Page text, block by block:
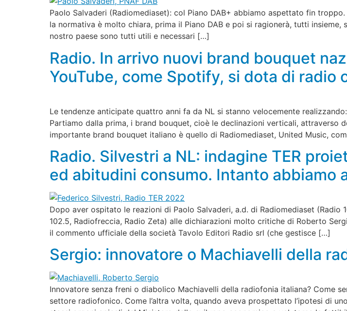
Paolo Salvaderi (Radiomediaset): col Piano DAB+ abbiamo aspettato fin
la normativa è molto chiara, prima il Piano DAB e poi si ragionerà, tutti
nostro paese sono tutti utili e necessari […]
Radio. In arrivo nuovi brand bouquet
YouTube, come Spotify, si dota di radio
Le tendenze anticipate quattro anni fa da NL si stanno velocemente
Partiamo dalla prima, i brand bouquet, cioè le declinazioni verticali, attraverso
importante brand bouquet italiano è quello di Radiomediaset, United Music,
Radio. Silvestri a NL: indagine TER
ed abitudini consumo. Intanto abbiamo
Dopo aver ospitato le reazioni di Paolo Salvaderi, a.d. di Radiomediaset (Radio
102.5, Radiofreccia, Radio Zeta) alle dichiarazioni molto critiche di Roberto
il commento ufficiale della società Tavolo Editori Radio srl (che gestisce […]
Sergio: innovatore o Machiavelli della
Innovatore senza freni o diabolico Machiavelli della radiofonia italiana? Come
settore radiofonico. Come l’altra volta, quando aveva prospettato l’ipotesi di